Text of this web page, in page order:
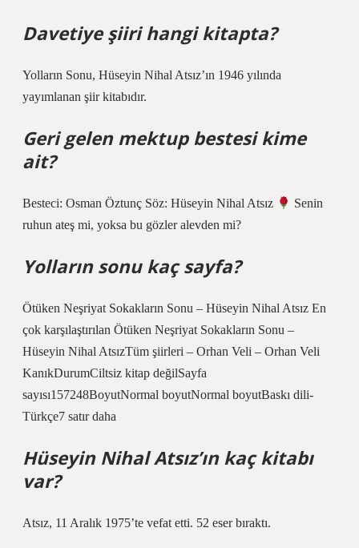
Davetiye şiiri hangi kitapta?
Yolların Sonu, Hüseyin Nihal Atsız’ın 1946 yılında
yayımlanan şiir kitabıdır.
Geri gelen mektup bestesi kime
ait?
Besteci: Osman Öztunç Söz: Hüseyin Nihal Atsız
Senin
ruhun ateş mi, yoksa bu gözler alevden mi?
Yolların sonu kaç sayfa?
Ötüken Neşriyat Sokakların Sonu – Hüseyin Nihal Atsız En
çok karşılaştırılan Ötüken Neşriyat Sokakların Sonu –
Hüseyin Nihal AtsızTüm şiirleri – Orhan Veli – Orhan Veli
KanıkDurumCiltsiz kitap değilSayfa
sayısı157248BoyutNormal boyutNormal boyutBaskı dili-
Türkçe7 satır daha
Hüseyin Nihal Atsız’ın kaç kitabı
var?
Atsız, 11 Aralık 1975’te vefat etti. 52 eser bıraktı.